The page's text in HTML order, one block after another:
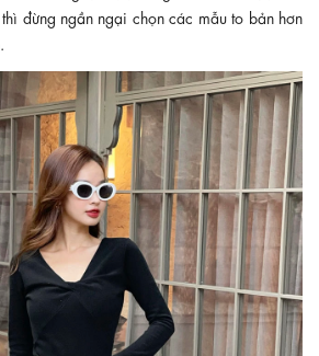
đừng ngần ngại chọn các mẫu to bản hơn